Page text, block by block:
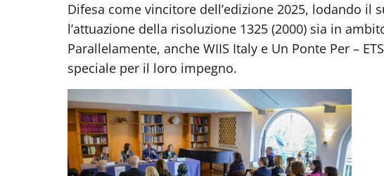
Difesa come vincitore dell’edizione 2025, lodando il
l’attuazione della risoluzione 1325 (2000) sia in
Parallelamente, anche WIIS Italy e Un Ponte Per –
speciale per il loro impegno.